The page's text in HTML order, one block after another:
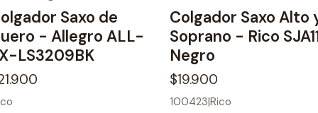
Saxo de
- Allegro ALL-
LS3209BK
Colgador Saxo Alto
Soprano - Rico
Negro
$19.900
100423|Rico